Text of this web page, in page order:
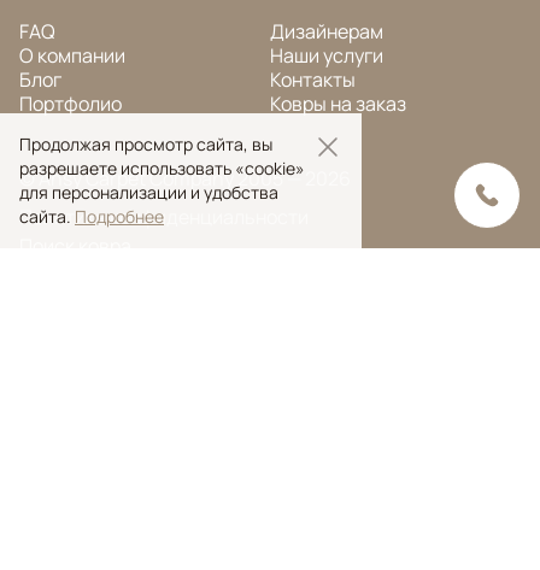
FAQ
О компании
Блог
Портфолио
Дизайнерам
Наши услуги
Контакты
Ковры на заказ
© Ansy Carpet Company 2005 — 2026
Политика конфиденциальности
Продолжая просмотр сайта, вы
разрешаете использовать «cookie»
для персонализации и удобства
сайта. Подробнее